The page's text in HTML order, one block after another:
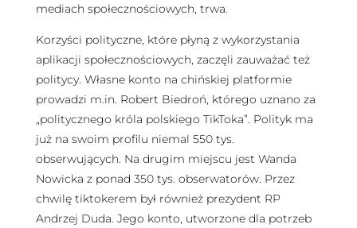
mediach społecznościowych, trwa.
Korzyści polityczne, które płyną z wykorzystania
aplikacji społecznościowych, zaczęli zauważać też
politycy. Własne konto na chińskiej platformie
prowadzi m.in. Robert Biedroń, którego uznano za
„politycznego króla polskiego TikToka”. Polityk ma
już na swoim profilu niemal 550 tys.
obserwujących. Na drugim miejscu jest Wanda
Nowicka z ponad 350 tys. obserwatorów. Przez
chwilę tiktokerem był również prezydent RP
Andrzej Duda. Jego konto, utworzone dla potrzeb